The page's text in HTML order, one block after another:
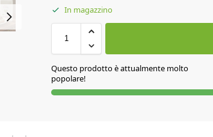
In magazzino
Questo prodotto è attualmente molto
popolare!